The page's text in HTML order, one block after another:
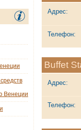
Адрес:
Телефон:
Buffet
Адрес:
Телефон:
Венеции